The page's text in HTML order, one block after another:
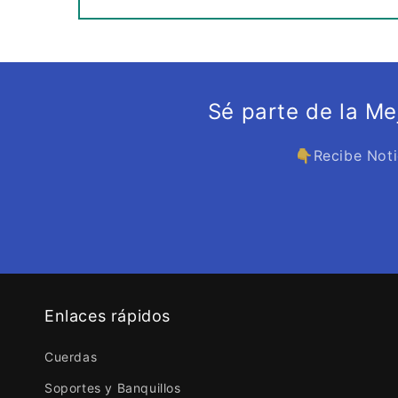
Sé parte de la
👇Recibe
Enlaces rápidos
Cuerdas
Soportes y Banquillos